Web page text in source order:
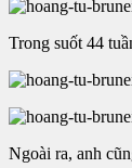
Trong suốt 44
Ngoài ra, anh